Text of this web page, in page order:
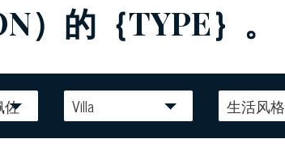
）的｛TYPE｝。
佐 Villa 生活风格